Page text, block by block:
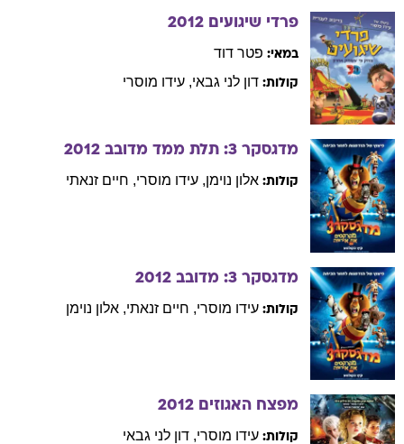
פרדי שיגועים 2012
במאי: פטר דוד
קולות: דון לני גבאי, עידו מוסרי
מדגסקר 3: תלת ממד מדובב 2012
קולות: אלון נוימן, עידו מוסרי, חיים זנאתי
מדגסקר 3: מדובב 2012
קולות: עידו מוסרי, חיים זנאתי, אלון נוימן
מפצח האגוזים 2012
קולות: עידו מוסרי, דון לני גבאי